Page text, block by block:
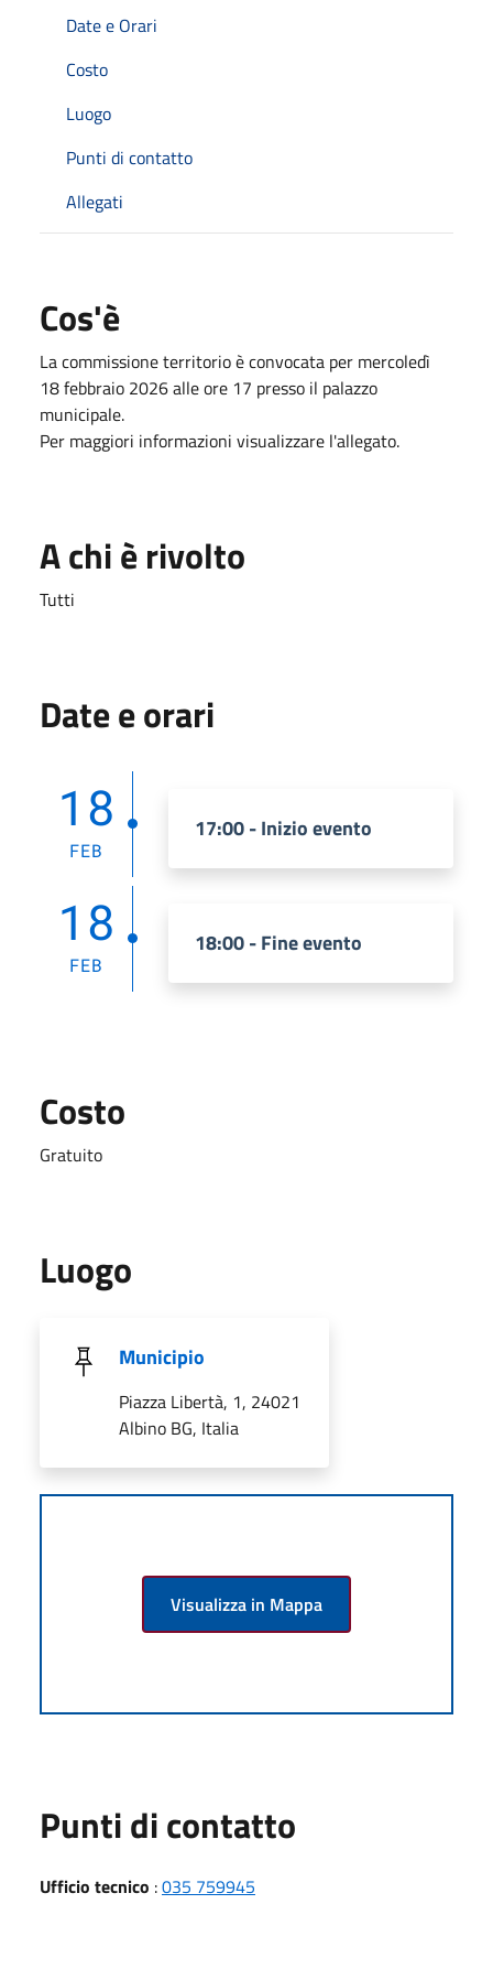
Date e Orari
Costo
Luogo
Punti di contatto
Allegati
Cos'è
La commissione territorio è convocata per mercoledì
18 febbraio 2026 alle ore 17 presso il palazzo
municipale.
Per maggiori informazioni visualizzare l'allegato.
A chi è rivolto
Tutti
Date e orari
18
FEB
17:00 - Inizio evento
18
FEB
18:00 - Fine evento
Costo
Gratuito
Luogo
Municipio
Piazza Libertà, 1, 24021
Albino BG, Italia
Visualizza in Mappa
Punti di contatto
Ufficio tecnico :035 759945